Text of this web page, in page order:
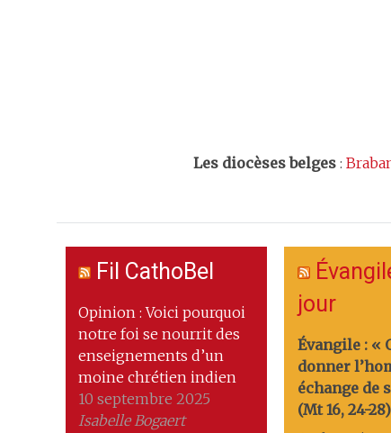
Les diocèses belges :
Fil CathoBel
Opinion : Voici pourquoi
notre foi se nourrit des
enseignements d’un
moine chrétien indien
10 septembre 2025
Isabelle Bogaert
jour
Évangile : «
donner
échange de
(Mt 16, 24-28)